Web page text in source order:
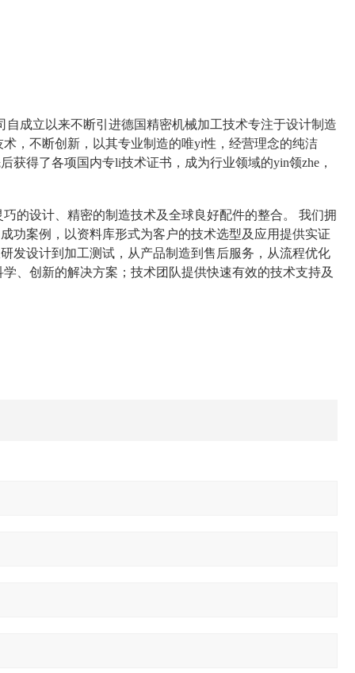
成立以来不断引进德国精密机械加工技术专注于设计制造
，不断创新，以其专业制造的唯yi性，经营理念的纯洁
得了各项国内专li技术证书，成为行业领域的yin领zhe，
的设计、精密的制造技术及全球良好配件的整合。
我们拥
功案例，以资料库形式为客户的技术选型及应用提供实证
发设计到加工测试，从产品制造到售后服务，从流程优化
、创新的解决方案；技术团队提供快速有效的技术支持及